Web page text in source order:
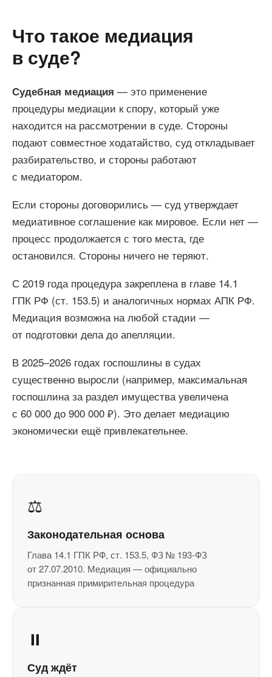
Что такое медиация
в суде?
Судебная медиация — это применение
процедуры медиации к спору, который уже
находится на рассмотрении в суде. Стороны
подают совместное ходатайство, суд откладывает
разбирательство, и стороны работают
с медиатором.
Если стороны договорились — суд утверждает
медиативное соглашение как мировое. Если нет —
процесс продолжается с того места, где
остановился. Стороны ничего не теряют.
С 2019 года процедура закреплена в главе 14.1
ГПК РФ (ст. 153.5) и аналогичных нормах АПК РФ.
Медиация возможна на любой стадии —
от подготовки дела до апелляции.
В 2025–2026 годах госпошлины в судах
существенно выросли (например, максимальная
госпошлина за раздел имущества увеличена
с 60 000 до 900 000 ₽). Это делает медиацию
экономически ещё привлекательнее.
⚖️
Законодательная основа
Глава 14.1 ГПК РФ, ст. 153.5, ФЗ № 193-ФЗ
от 27.07.2010. Медиация — официально
признанная примирительная процедура
⏸️
Суд ждёт